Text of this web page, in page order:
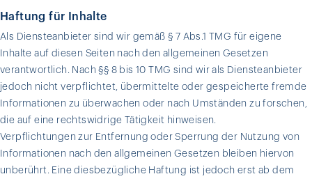
Haftung für Inhalte
Als Diensteanbieter sind wir gemäß § 7 Abs.1 TMG für eigene
Inhalte auf diesen Seiten nach den allgemeinen Gesetzen
verantwortlich. Nach §§ 8 bis 10 TMG sind wir als Diensteanbieter
jedoch nicht verpflichtet, übermittelte oder gespeicherte fremde
Informationen zu überwachen oder nach Umständen zu forschen,
die auf eine rechtswidrige Tätigkeit hinweisen.
Verpflichtungen zur Entfernung oder Sperrung der Nutzung von
Informationen nach den allgemeinen Gesetzen bleiben hiervon
unberührt. Eine diesbezügliche Haftung ist jedoch erst ab dem